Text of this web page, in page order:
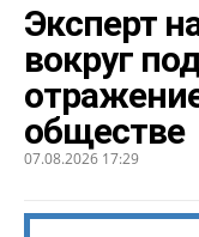
Эксперт
вокруг
обществе
07.08.2026 17:29